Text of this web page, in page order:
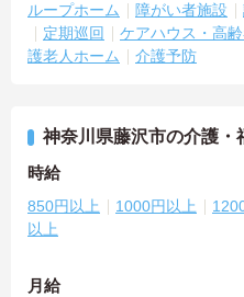
ループホーム
障がい者施設
定期巡回
ケアハウス・高
護老人ホーム
介護予防
神奈川県藤沢市の介護・
時給
850円以上 1000円以上
以上
月給